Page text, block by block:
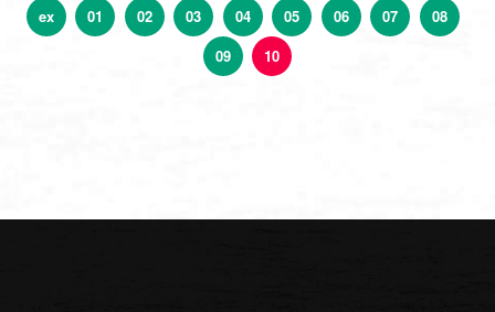
ex 01 02 03 04 05 06 07
08
09
10